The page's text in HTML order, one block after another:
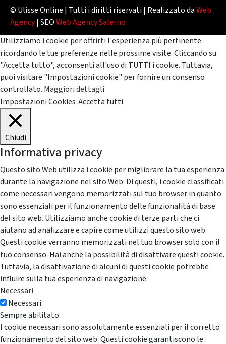
© Ulisse Online | Tutti i diritti riservati | Realizzato daWeb
Agency| SEOWeb Agency Salerno
Utilizziamo i cookie per offrirti l'esperienza più pertinente
ricordando le tue preferenze nelle prossime visite. Cliccando su
"Accetta tutto", acconsenti all'uso di TUTTI i cookie. Tuttavia,
puoi visitare "Impostazioni cookie" per fornire un consenso
controllato. Maggiori dettagli
Impostazioni Cookies Accetta tutti
Chiudi
Informativa privacy
Questo sito Web utilizza i cookie per migliorare la tua esperienza
durante la navigazione nel sito Web. Di questi, i cookie classificati
come necessari vengono memorizzati sul tuo browser in quanto
sono essenziali per il funzionamento delle funzionalità di base
del sito web. Utilizziamo anche cookie di terze parti che ci
aiutano ad analizzare e capire come utilizzi questo sito web.
Questi cookie verranno memorizzati nel tuo browser solo con il
tuo consenso. Hai anche la possibilità di disattivare questi cookie.
Tuttavia, la disattivazione di alcuni di questi cookie potrebbe
influire sulla tua esperienza di navigazione.
Necessari
Necessari
Sempre abilitato
I cookie necessari sono assolutamente essenziali per il corretto
funzionamento del sito web. Questi cookie garantiscono le